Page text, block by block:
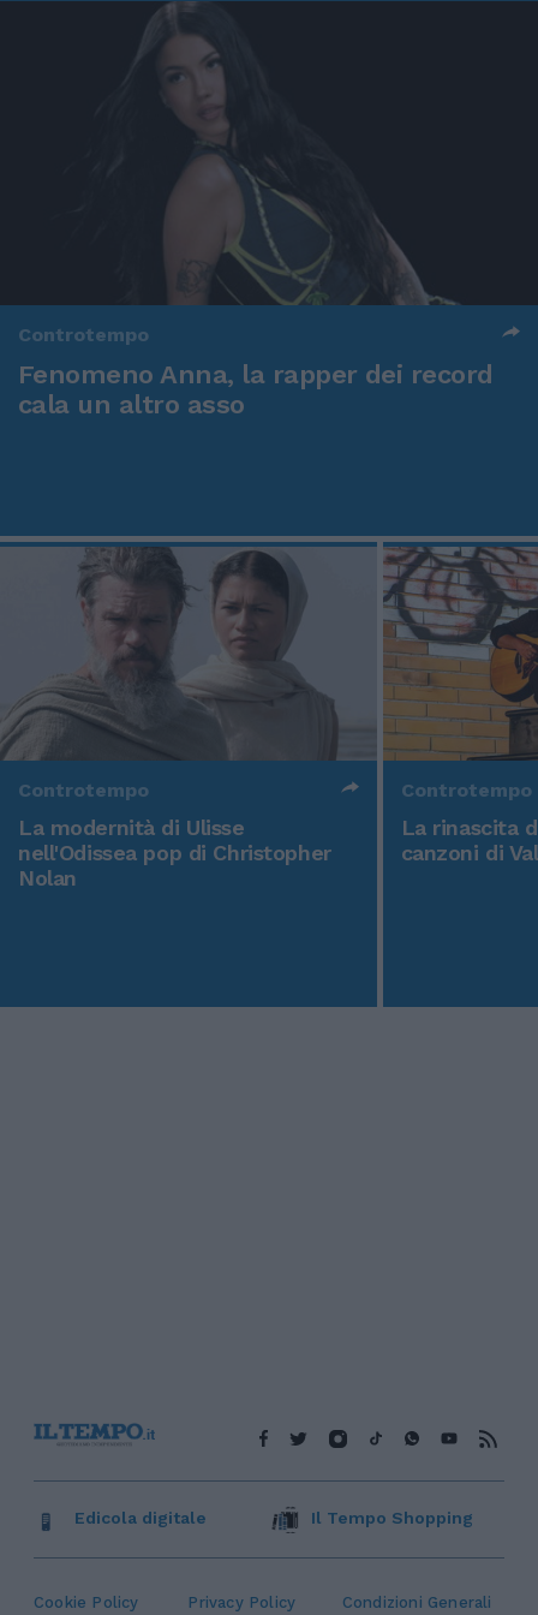
Controtempo
Fenomeno Anna, la rapper dei record
cala un altro asso
Controtempo
La modernità di Ulisse
nell'Odissea pop di Christopher
Nolan
Controtempo
La rinascita
canzoni di
Cookie Policy Privacy Policy Condizioni Generali
Edicola digitale Il Tempo Shopping